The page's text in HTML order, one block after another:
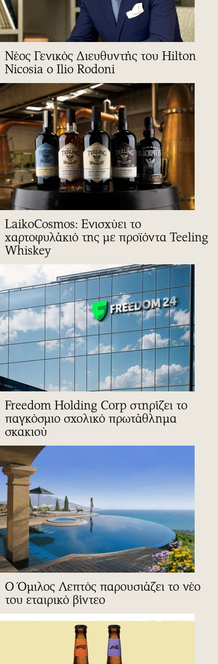
Νέος Γενικός Διευθυντής του Hilton
Nicosia ο Ilio Rodoni
LaikoCosmos: Ενισχύει το
χαρτοφυλάκιό της με προϊόντα Teeling
Whiskey
Freedom Holding Corp στηρίζει το
παγκόσμιο σχολικό πρωτάθλημα
σκακιού
Ο Όμιλος Λεπτός παρουσιάζει το νέο
του εταιρικό βίντεο